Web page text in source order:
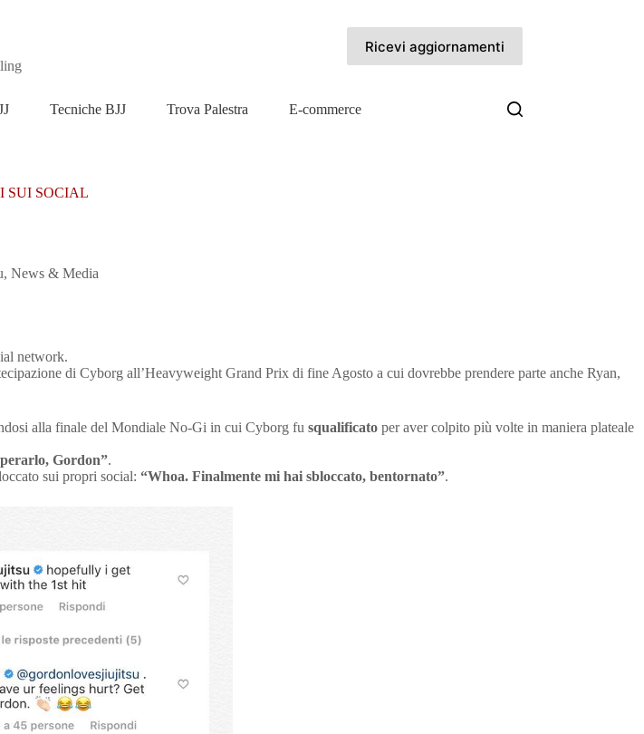
Ricevi aggiornamenti
Tecniche BJJ Trova Palestra E-commerce
SUI SOCIAL
, News & Media
network.
di Cyborg all’Heavyweight Grand Prix di fine Agosto a cui dovrebbe prendere parte anche Ryan,
alla finale del Mondiale No-Gi in cui Cyborg fu squalificato per aver colpito più volte in maniera plateale
Gordon”.
sui propri social: “Whoa. Finalmente mi hai sbloccato, bentornato”.